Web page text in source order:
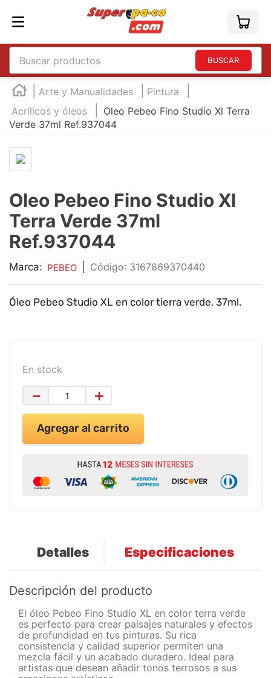
Buscar productos
Arte y Manualidades
Pintura
Acrílicos y óleos
Oleo Pebeo Fino Studio Xl Terra
Verde 37ml Ref.937044
Oleo Pebeo Fino Studio Xl
Terra Verde 37ml
Ref.937044
Marca: PEBEO : 3167869370440
Óleo Pebeo Studio XL en color tierra verde, 37ml.
En stock
＋
－
Agregar al carrito
Detalles Especificaciones
Descripción del producto
El óleo Pebeo Fino Studio XL en color terra verde
es perfecto para crear paisajes naturales y efectos
de profundidad en tus pinturas. Su rica
consistencia y calidad superior permiten una
mezcla fácil y un acabado duradero. Ideal para
artistas que desean añadir tonos terrosos a sus
TÉRMINOS MÁS BUSCADOS
england
2.
marcador e300
3.
4.
audifonos
marcadores
impresora
calculadora